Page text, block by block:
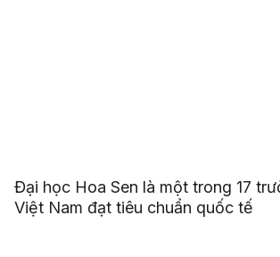
Đại học Hoa Sen là một trong 17
Việt Nam đạt tiêu chuẩn quốc tế